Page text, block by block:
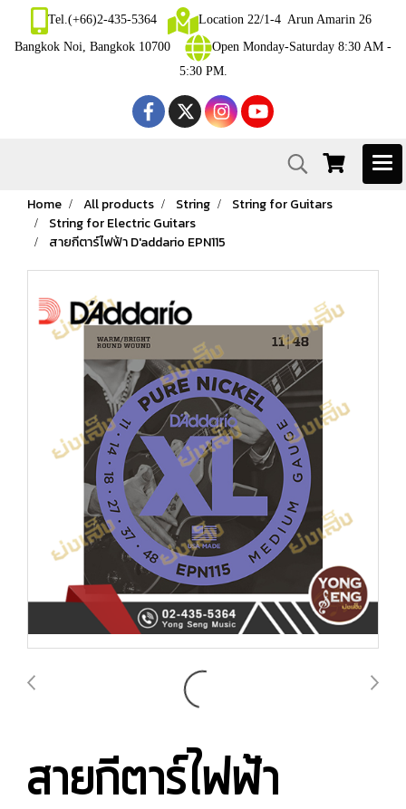
Tel.(+66)2-435-5364
Location 22/1-4 Arun Amarin 26
Bangkok Noi, Bangkok 10700
Open Monday-Saturday 8:30 AM -
5:30 PM.
Home All products String
String for Guitars
String for Electric Guitars
สายกีตาร์ไฟฟ้า D'addario EPN115
สายกีตาร์ไฟฟ้า